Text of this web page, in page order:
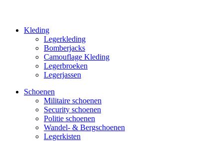
Kleding
Legerkleding
Bomberjacks
Camouflage Kleding
Legerbroeken
Legerjassen
Schoenen
Militaire schoe­nen
Security schoenen
Politie schoenen
Wandel- & Berg­­schoenen
Legerkisten